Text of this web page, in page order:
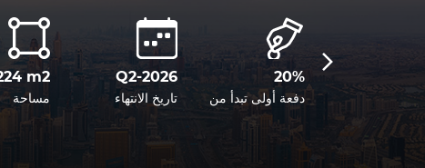
m2
مساحة
Q2-2026
تاريخ الانتهاء
20%
دفعة أولى تبدأ من
طراز